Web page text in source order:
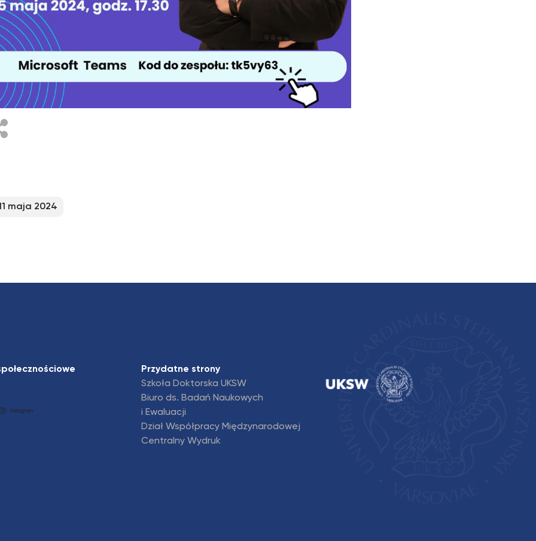
maja 2024
Instagram
Przydatne strony
Szkoła Doktorska UKSW
Biuro ds. Badań Naukowych
i Ewaluacji
Dział Współpracy Międzynarodowej
Centralny Wydruk